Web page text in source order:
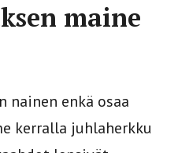
maine
nainen enkä osaa
kerralla juhlaherkku